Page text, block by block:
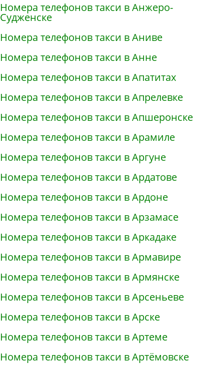
Номера телефонов такси в Анжеро-
Судженске
Номера телефонов такси в Аниве
Номера телефонов такси в Анне
Номера телефонов такси в Апатитах
Номера телефонов такси в Апрелевке
Номера телефонов такси в Апшеронске
Номера телефонов такси в Арамиле
Номера телефонов такси в Аргуне
Номера телефонов такси в Ардатове
Номера телефонов такси в Ардоне
Номера телефонов такси в Арзамасе
Номера телефонов такси в Аркадаке
Номера телефонов такси в Армавире
Номера телефонов такси в Армянске
Номера телефонов такси в Арсеньеве
Номера телефонов такси в Арске
Номера телефонов такси в Артеме
Номера телефонов такси в Артёмовске